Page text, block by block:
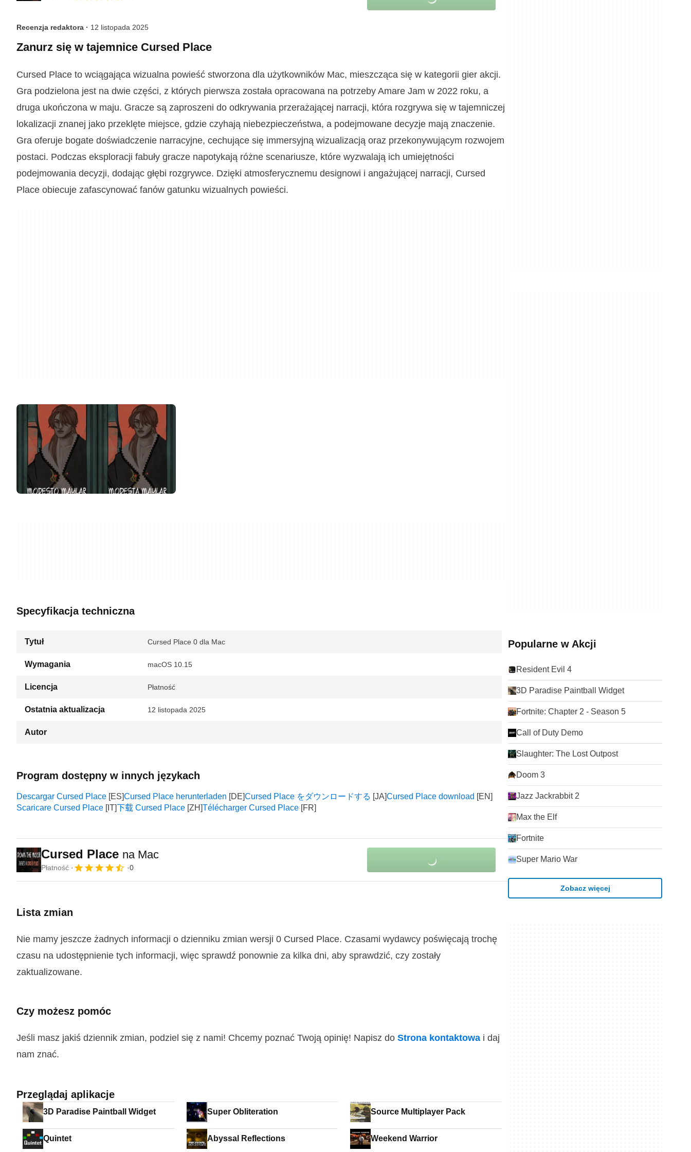
Recenzja redaktora · 12 listopada 2025
Zanurz się w tajemnice Cursed Place
Cursed Place to wciągająca wizualna powieść stworzona dla użytkowników Mac, mieszcząca się w kategorii gier akcji.
Gra podzielona jest na dwie części, z których pierwsza została opracowana na potrzeby Amare Jam w 2022 roku, a
druga ukończona w maju. Gracze są zaproszeni do odkrywania przerażającej narracji, która rozgrywa się w tajemniczej
lokalizacji znanej jako przeklęte miejsce, gdzie czyhają niebezpieczeństwa, a podejmowane decyzje mają znaczenie.
Gra oferuje bogate doświadczenie narracyjne, cechujące się immersyjną wizualizacją oraz przekonywującym rozwojem
postaci. Podczas eksploracji fabuły gracze napotykają różne scenariusze, które wyzwalają ich umiejętności
podejmowania decyzji, dodając głębi rozgrywce. Dzięki atmosferycznemu designowi i angażującej narracji, Cursed
Place obiecuje zafascynować fanów gatunku wizualnych powieści.
Specyfikacja techniczna
Tytuł Cursed Place 0 dla Mac
Wymagania macOS 10.15
Licencja Płatność
Ostatnia aktualizacja 12 listopada 2025
Autor
Program dostępny w innych językach
Descargar Cursed Place Cursed Place herunterladen Cursed Place をダウンロードする
Cursed Place download
Scaricare Cursed Place
下载 Cursed Place Télécharger Cursed Place
Cursed Place na Mac
Płatność 0
Lista zmian
Nie mamy jeszcze żadnych informacji o dzienniku zmian wersji 0 Cursed Place. Czasami wydawcy poświęcają trochę
czasu na udostępnienie tych informacji, więc sprawdź ponownie za kilka dni, aby sprawdzić, czy zostały
zaktualizowane.
Czy możesz pomóc
Jeśli masz jakiś dziennik zmian, podziel się z nami! Chcemy poznać Twoją opinię! Napisz do Strona kontaktowa i daj
nam znać.
Przeglądaj aplikacje
3D Paradise Paintball Widget Super Obliteration Source Multiplayer Pack
Quintet Abyssal Reflections Weekend Warrior
Popularne w Akcji
Resident Evil 4
3D Paradise Paintball Widget
Fortnite: Chapter 2 - Season 5
Call of Duty Demo
Slaughter: The Lost Outpost
Doom 3
Jazz Jackrabbit 2
Max the Elf
Fortnite
Super Mario War
Zobacz więcej